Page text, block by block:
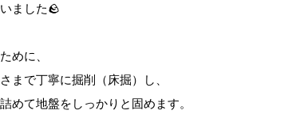
ました🪨
めに、
まで丁寧に掘削（床掘）し、
めて地盤をしっかりと固めます。